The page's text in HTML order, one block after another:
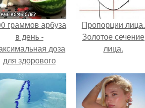
граммов арбуза
в день -
доза
для здорового
взрослого,
предупредили
врачи.
Пропорции лица.
Золотое сечение
лица.